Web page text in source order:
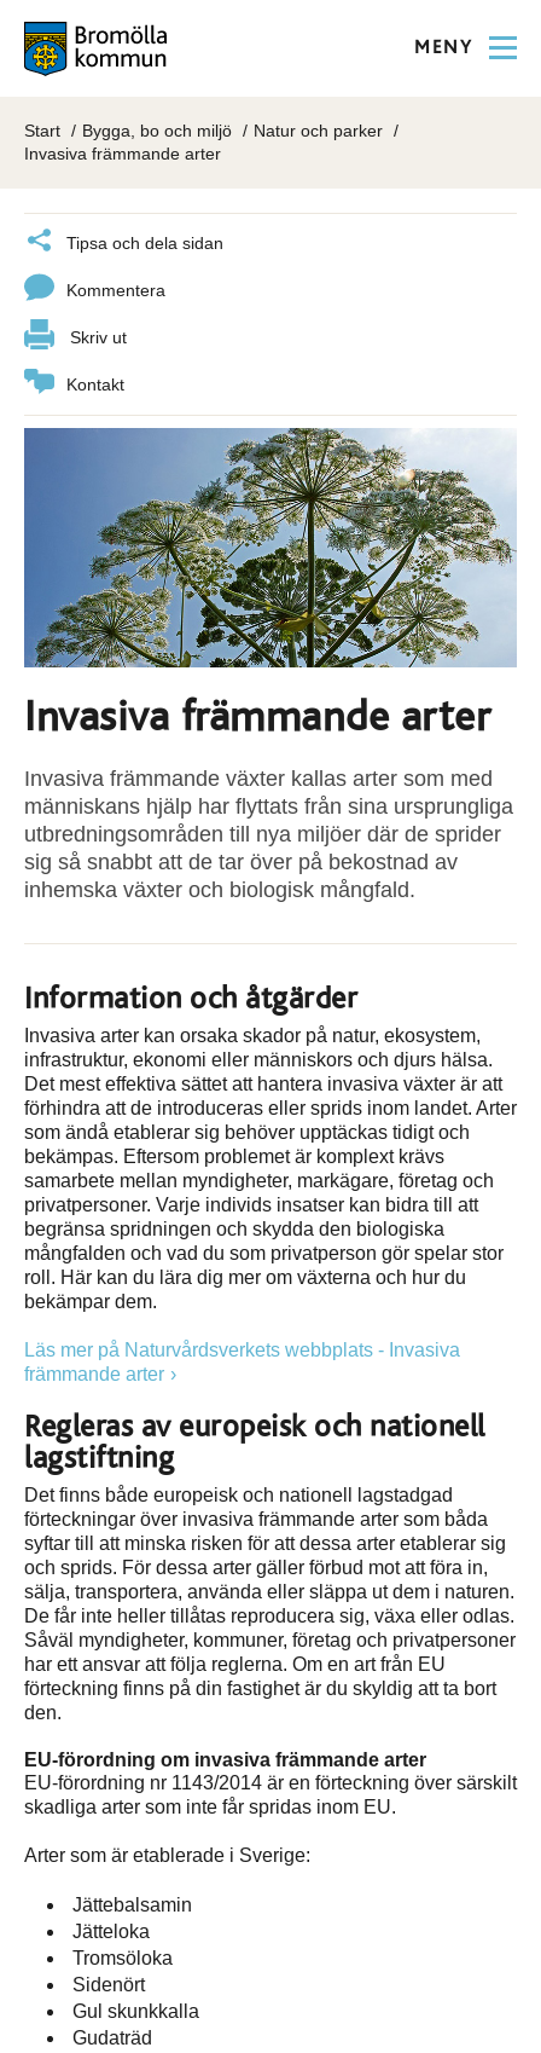
MENY
Start Bygga, bo och miljö
Natur och parker
Invasiva främmande arter
Tipsa och dela sidan
Kommentera
Skriv ut
Kontakt
Invasiva främmande arter
Invasiva främmande växter kallas arter som med
människans hjälp har flyttats från sina ursprungliga
utbredningsområden till nya miljöer där de sprider
sig så snabbt att de tar över på bekostnad av
inhemska växter och biologisk mångfald.
Information och åtgärder
Invasiva arter kan orsaka skador på natur, ekosystem,
infrastruktur, ekonomi eller människors och djurs hälsa.
Det mest effektiva sättet att hantera invasiva växter är att
förhindra att de introduceras eller sprids inom landet. Arter
som ändå etablerar sig behöver upptäckas tidigt och
bekämpas. Eftersom problemet är komplext krävs
samarbete mellan myndigheter, markägare, företag och
privatpersoner. Varje individs insatser kan bidra till att
begränsa spridningen och skydda den biologiska
mångfalden och vad du som privatperson gör spelar stor
roll. Här kan du lära dig mer om växterna och hur du
bekämpar dem.
Läs mer på Naturvårdsverkets webbplats - Invasiva
främmande arter
Regleras av europeisk och nationell
lagstiftning
Det finns både europeisk och nationell lagstadgad
förteckningar över invasiva främmande arter som båda
syftar till att minska risken för att dessa arter etablerar sig
och sprids. För dessa arter gäller förbud mot att föra in,
sälja, transportera, använda eller släppa ut dem i naturen.
De får inte heller tillåtas reproducera sig, växa eller odlas.
Såväl myndigheter, kommuner, företag och privatpersoner
har ett ansvar att följa reglerna. Om en art från EU
förteckning finns på din fastighet är du skyldig att ta bort
den.
EU-förordning om invasiva främmande arter
EU-förordning nr 1143/2014 är en förteckning över särskilt
skadliga arter som inte får spridas inom EU.
Arter som är etablerade i Sverige:
Jättebalsamin
Jätteloka
Tromsöloka
Sidenört
Gul skunkkalla
Gudaträd